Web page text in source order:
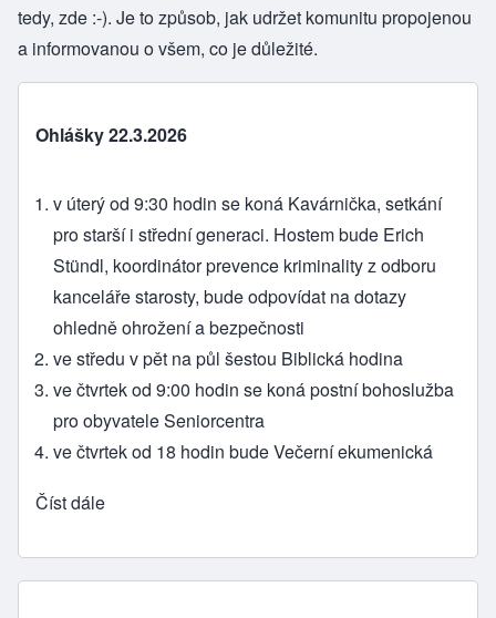
tedy, zde :-). Je to způsob, jak udržet komunitu propojenou
a informovanou o všem, co je důležité.
Ohlášky 22.3.2026
v úterý od 9:30 hodin se koná Kavárnička, setkání
pro starší i střední generaci. Hostem bude Erich
Stündl, koordinátor prevence kriminality z odboru
kanceláře starosty, bude odpovídat na dotazy
ohledně ohrožení a bezpečnosti
ve středu v pět na půl šestou Biblická hodina
ve čtvrtek od 9:00 hodin se koná postní bohoslužba
pro obyvatele Seniorcentra
ve čtvrtek od 18 hodin bude Večerní ekumenická
Číst dále